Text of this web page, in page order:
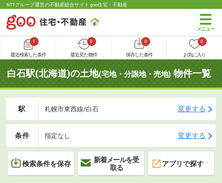
NTTグループ運営の不動産総合サイト goo住宅・不動産
1
最近検索した条件
0
最近見た物件
0
保存した条件
0
お気に入り
白石駅(北海道)の土地(宅地・分譲地・売地) 物件一覧
駅 札幌市東西線/白石 変更する
条件 指定なし 変更する
検索条件を保存
新着メールを受
取る
アプリで探す